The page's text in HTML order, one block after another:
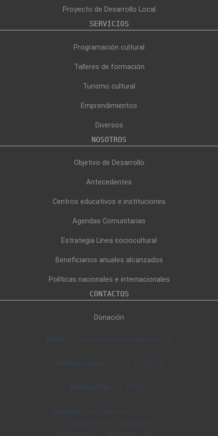
Proyecto de Desarrollo Local
SERVICIOS
Programación cultural
Talleres de formación
Turismo cultural
Emprendimientos
Diversos
NOSOTROS
Objetivo de Desarrollo
Antecedentes
Centros educativos e instituciones
Agendas Comunitarias
Estrategia Línea sociocultural
Beneficiarios anuales alcanzados
Políticas nacionales e internacionales
CONTACTOS
Donación
Email: afroatenasmatanzas@gmail.com
Teléfono móvil: +53 53 36 08 35
Teléfono fijo: 45 271683
Dirección: Calle 284 entre 117 y 119,
Callejón de las Tradiciones,